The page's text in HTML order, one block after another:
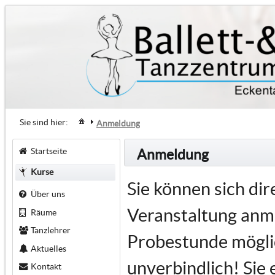
Sie sind hier: Anmeldung
Startseite
Kurse
Über uns
Räume
Tanzlehrer
Aktuelles
Kontakt
Anmeldung
Sie können sich
Veranstaltung
Probestunde
unverbindlich! Sie